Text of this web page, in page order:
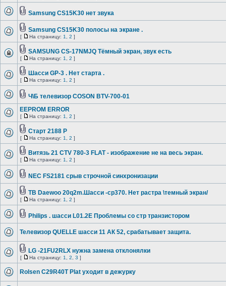
Samsung CS15K30 нет звука
Samsung CS15K30 полосы на экране .
[ На страницу: 1 2 ]
SAMSUNG CS-17NMJQ Тёмный экран, звук есть
[ На страницу: 1 2 ]
Шасси GP-3 . Нет старта .
[ На страницу: 1 2 ]
Ч\Б телевизор COSON BTV-700-01
EEPROM ERROR
[ На страницу: 1 2 ]
Старт 2188 P
[ На страницу: 1 2 ]
Витязь 21 CTV 780-3 FLAT - изображение не на весь экран.
[ На страницу: 1 2 ]
NEC FS2181 срыв строчной синхронизации
ТВ Daewoo 20q2m.Шасси -ср370. Нет растра \темный экран/
[ На страницу: 1 2 ]
Philips . шасси L01.2E Проблемы со стр транзистором
Телевизор QUELLE шасси 11 АК 52, срабатывает защита.
LG -21FU2RLX нужна замена отклонялки
[ На страницу: 1 2 3 ]
Rolsen C29R40T Plat уходит в дежурку